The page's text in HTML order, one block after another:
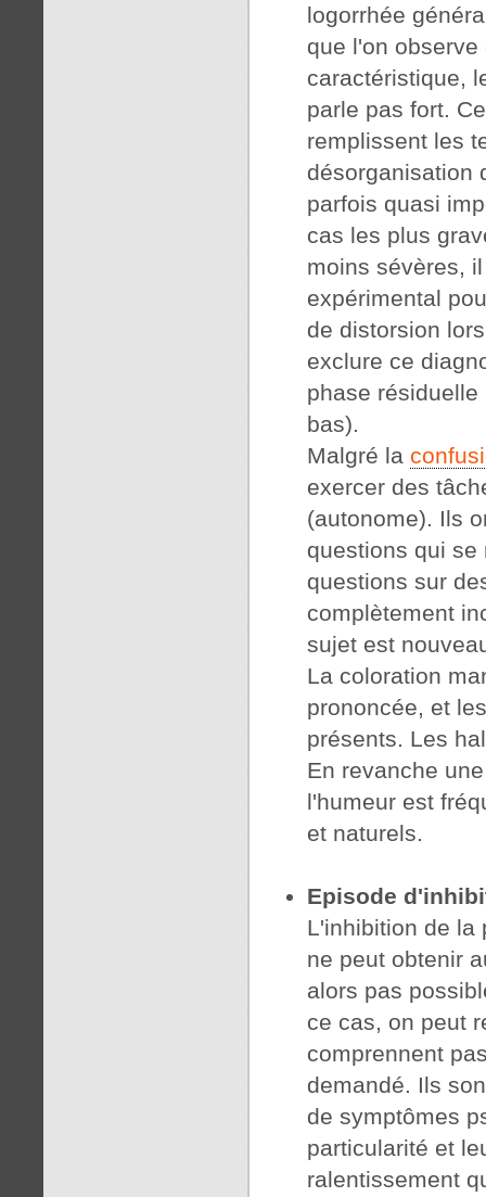
logorrhée
que l'on
caractéristique,
parle pas fort.
remplissent les
désorganisation
parfois quasi
cas les plus
moins sévères,
expérimental
de distorsion
exclure ce
phase
bas).
Malgré la
exercer des
(autonome). Ils
questions qui se
questions sur
complètement
sujet est
La coloration
prononcée, et
présents. Les
En revanche
l'humeur est
et naturels.
Episode
L'inhibition de la
ne peut obtenir
alors pas
ce cas, on peut
comprennent
demandé. Ils
de symptômes
particularité et
ralentissement